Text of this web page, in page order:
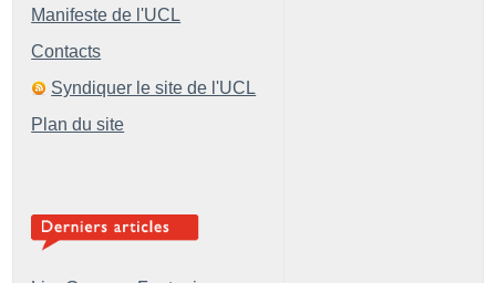
Manifeste de l'UCL
Contacts
Syndiquer le site de l'UCL
Plan du site